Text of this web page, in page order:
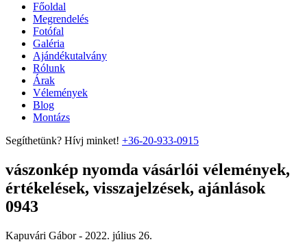
Főoldal
Megrendelés
Fotófal
Galéria
Ajándékutalvány
Rólunk
Árak
Vélemények
Blog
Montázs
Segíthetünk? Hívj minket! +36-20-933-0915
vászonkép nyomda vásárlói vélemények,
értékelések, visszajelzések, ajánlások
0943
Kapuvári Gábor - 2022. július 26.